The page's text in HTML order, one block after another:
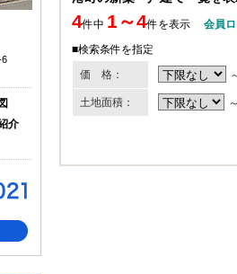
4件中 1～4件を表示
会員
■検索条件を指定
価 格：
土地面積：
6
介